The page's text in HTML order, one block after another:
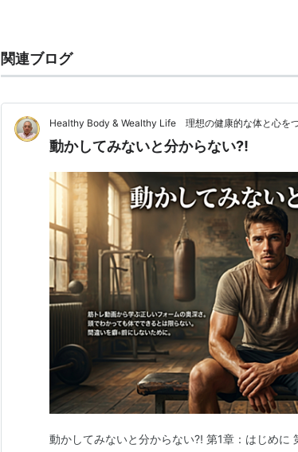
関連ブログ
Healthy Body & Wealthy Life 理想の健康的な体と心を
動かしてみないと分からない⁈
動かしてみないと分からない⁈ 第1章：はじめに